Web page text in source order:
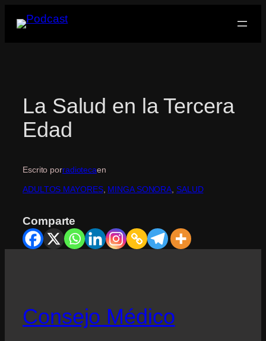
La Salud en la Tercera
Edad
Escrito porradiotecaen
ADULTOS MAYORES, MINGA SONORA SALUD
Comparte
Consejo Médico